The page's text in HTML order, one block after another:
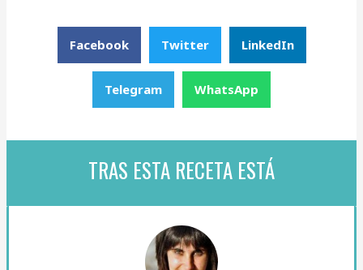
Facebook Twitter LinkedIn
Telegram WhatsApp
TRAS ESTA RECETA ESTÁ